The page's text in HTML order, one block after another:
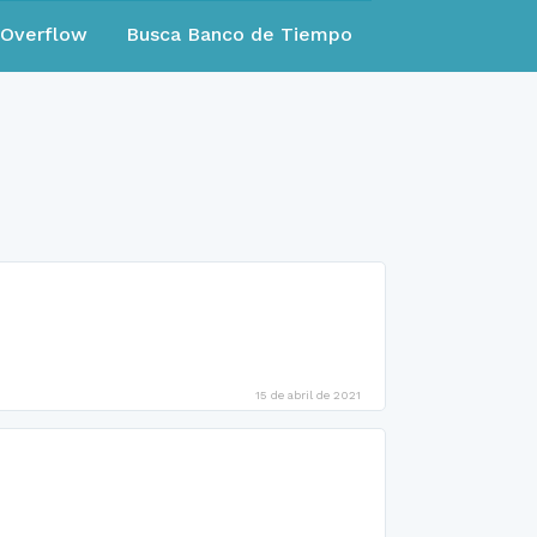
Busca Banco de Tiempo
15 de abril de 2021